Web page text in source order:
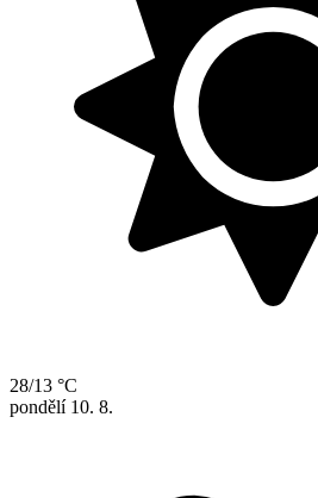
28/13 °C
pondělí 10. 8.